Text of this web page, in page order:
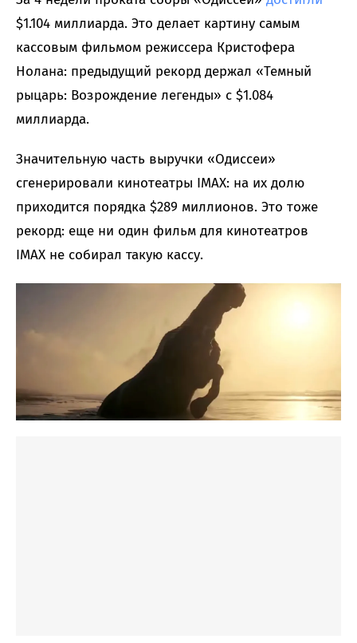
$1.104 миллиарда. Это делает картину самым
кассовым фильмом режиссера Кристофера
Нолана: предыдущий рекорд держал «Темный
рыцарь: Возрождение легенды» с $1.084
миллиарда.
Значительную часть выручки «Одиссеи»
сгенерировали кинотеатры IMAX: на их долю
приходится порядка $289 миллионов. Это тоже
рекорд: еще ни один фильм для кинотеатров
IMAX не собирал такую кассу.